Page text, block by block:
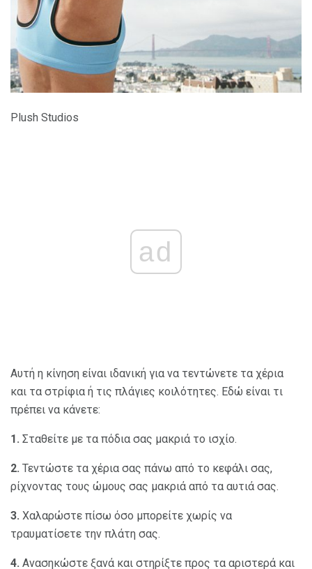
Plush Studios
ad
Αυτή η κίνηση είναι ιδανική για να τεντώνετε τα χέρια
και τα στρίφια ή τις πλάγιες κοιλότητες. Εδώ είναι τι
πρέπει να κάνετε:
1. Σταθείτε με τα πόδια σας μακριά το ισχίο.
2. Τεντώστε τα χέρια σας πάνω από το κεφάλι σας,
ρίχνοντας τους ώμους σας μακριά από τα αυτιά σας.
3. Χαλαρώστε πίσω όσο μπορείτε χωρίς να
τραυματίσετε την πλάτη σας.
4. Ανασηκώστε ξανά και στηρίξτε προς τα αριστερά και